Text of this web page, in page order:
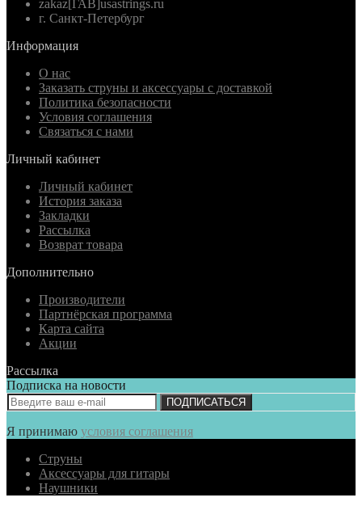
zakaz[ГАВ]usastrings.ru
г. Санкт-Петербург
Информация
О нас
Заказать струны и аксессуары с доставкой
Политика безопасности
Условия соглашения
Связаться с нами
Личный кабинет
Личный кабинет
История заказа
Закладки
Рассылка
Возврат товара
Дополнительно
Производители
Партнёрская программа
Карта сайта
Акции
Рассылка
Подписка на новости
ПОДПИСАТЬСЯ
Я принимаю условия соглашения
Струны
Аксессуары для гитары
Наушники